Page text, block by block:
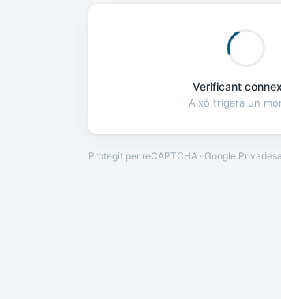
Verificant
Això trigarà un
Protegit per reCAPTCHA · Google Privadesa